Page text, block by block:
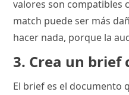
valores son compatibles
match puede ser más
hacer nada, porque la
3. Crea un brief
El brief es el documento